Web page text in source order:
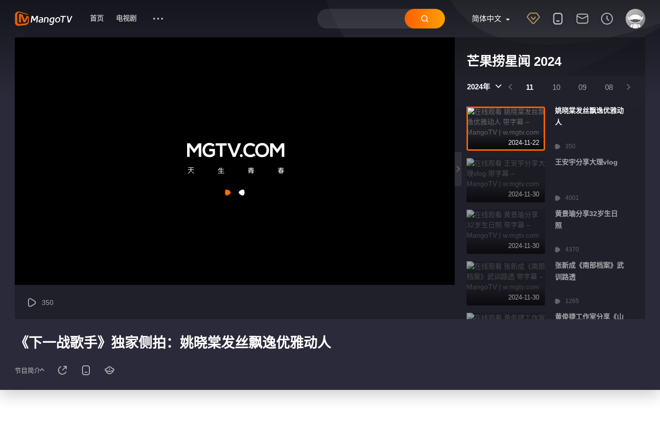
简体中文
首页 电视剧
芒果捞星闻 2024
2024年
01 12 11 10 09 08
2024-11-22
姚晓棠发丝飘逸优雅动
人
350
2024-11-30
王安宇分享大理vlog
4001
2024-11-30
黄景瑜分享32岁生日
照
4370
2024-11-30
张新成《南部档案》武
训路透
1265
黄俊捷工作室分享《山
350
《下一战歌手》独家侧拍：姚晓棠发丝飘逸优雅动人
节目简介